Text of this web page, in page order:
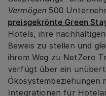
Vermögen 500
preisgekrönte Green
Hotels, ihre
Beweis zu stellen und
ihrem Weg zu NetZero
verfügt über ein
Ökosystembeziehungen
Integrationen für